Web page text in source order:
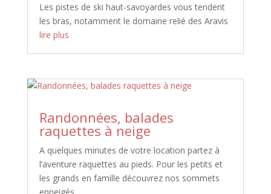
Les pistes de ski haut-savoyardes vous tendent
les bras, notamment le domaine relié des Aravis
lire plus
Randonnées, balades
raquettes à neige
A quelques minutes de votre location partez à
l’aventure raquettes au pieds. Pour les petits et
les grands en famille découvrez nos sommets